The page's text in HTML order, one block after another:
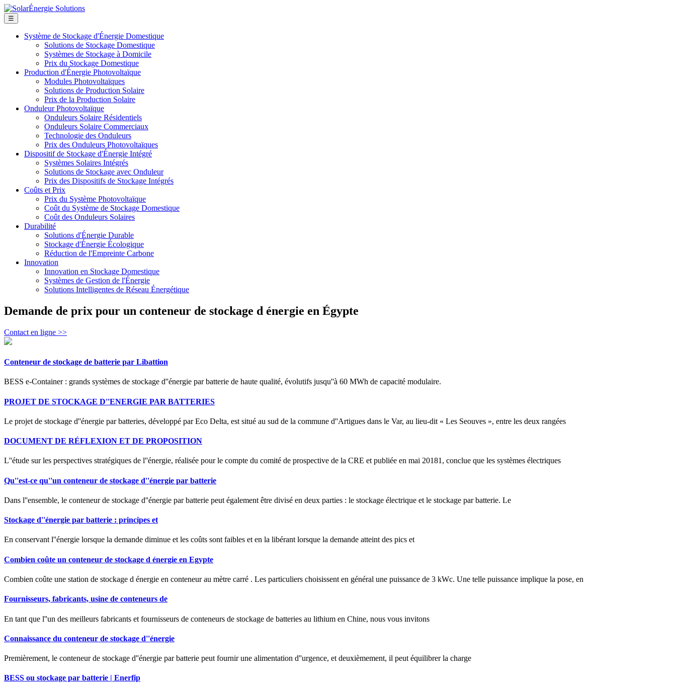
☰
Système de Stockage d'Énergie Domestique
Solutions de Stockage Domestique
Systèmes de Stockage à Domicile
Prix du Stockage Domestique
Production d'Énergie Photovoltaïque
Modules Photovoltaïques
Solutions de Production Solaire
Prix de la Production Solaire
Onduleur Photovoltaïque
Onduleurs Solaire Résidentiels
Onduleurs Solaire Commerciaux
Technologie des Onduleurs
Prix des Onduleurs Photovoltaïques
Dispositif de Stockage d'Énergie Intégré
Systèmes Solaires Intégrés
Solutions de Stockage avec Onduleur
Prix des Dispositifs de Stockage Intégrés
Coûts et Prix
Prix du Système Photovoltaïque
Coût du Système de Stockage Domestique
Coût des Onduleurs Solaires
Durabilité
Solutions d'Énergie Durable
Stockage d'Énergie Écologique
Réduction de l'Empreinte Carbone
Innovation
Innovation en Stockage Domestique
Systèmes de Gestion de l'Énergie
Solutions Intelligentes de Réseau Énergétique
Demande de prix pour un conteneur de stockage d énergie en Égypte
Contact en ligne >>
Conteneur de stockage de batterie par Libattion
BESS e-Container : grands systèmes de stockage d''énergie par batterie de haute qualité, évolutifs jusqu''à 60 MWh de capacité modulaire.
PROJET DE STOCKAGE D''ENERGIE PAR BATTERIES
Le projet de stockage d''énergie par batteries, développé par Eco Delta, est situé au sud de la commune d''Artigues dans le Var, au lieu-dit « Les Seouves », entre les deux rangées
DOCUMENT DE RÉFLEXION ET DE PROPOSITION
L''étude sur les perspectives stratégiques de l''énergie, réalisée pour le compte du comité de prospective de la CRE et publiée en mai 20181, conclue que les systèmes électriques
Qu''est-ce qu''un conteneur de stockage d''énergie par batterie
Dans l''ensemble, le conteneur de stockage d''énergie par batterie peut également être divisé en deux parties : le stockage électrique et le stockage par batterie. Le
Stockage d''énergie par batterie : principes et
En conservant l''énergie lorsque la demande diminue et les coûts sont faibles et en la libérant lorsque la demande atteint des pics et
Combien coûte un conteneur de stockage d énergie en Egypte
Combien coûte une station de stockage d énergie en conteneur au mètre carré . Les particuliers choisissent en général une puissance de 3 kWc. Une telle puissance implique la pose, en
Fournisseurs, fabricants, usine de conteneurs de
En tant que l''un des meilleurs fabricants et fournisseurs de conteneurs de stockage de batteries au lithium en Chine, nous vous invitons
Connaissance du conteneur de stockage d''énergie
Premièrement, le conteneur de stockage d''énergie par batterie peut fournir une alimentation d''urgence, et deuxièmement, il peut équilibrer la charge
BESS ou stockage par batterie | Enerfip